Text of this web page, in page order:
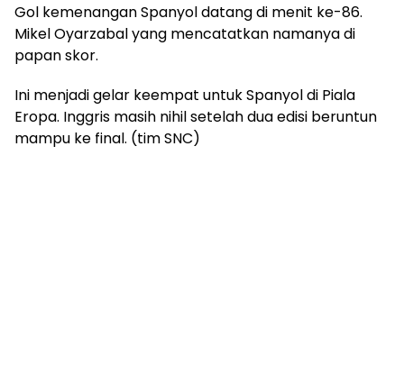
Gol kemenangan Spanyol datang di menit ke-86.
Mikel Oyarzabal yang mencatatkan namanya di
papan skor.
Ini menjadi gelar keempat untuk Spanyol di Piala
Eropa. Inggris masih nihil setelah dua edisi beruntun
mampu ke final. (tim SNC)